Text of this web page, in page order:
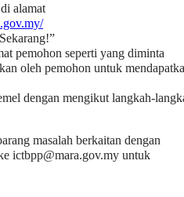
alamat
pemohon seperti yang diminta
oleh pemohon untuk
dengan mengikut langkah-
masalah berkaitan dengan
ictbpp@mara.gov.my untuk